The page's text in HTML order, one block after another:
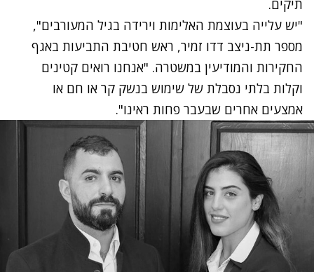
תיקים.
"יש עלייה בעוצמת האלימות וירידה בגיל המעורבים",
מספר תת-ניצב דדו זמיר, ראש חטיבת התביעות באגף
החקירות והמודיעין במשטרה. "אנחנו רואים קטינים
וקלות בלתי נסבלת של שימוש בנשק קר או חם או
אמצעים אחרים שבעבר פחות ראינו".